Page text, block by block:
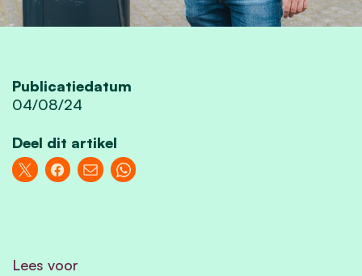
Publicatiedatum
04/08/24
Deel dit artikel
Lees voor